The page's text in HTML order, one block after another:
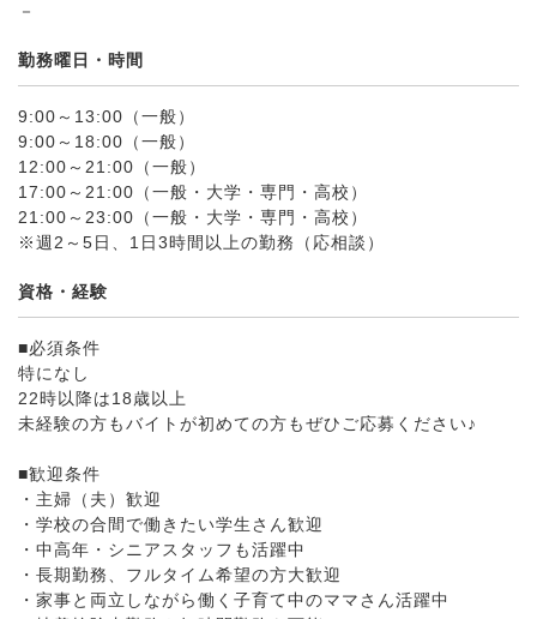
－
勤務曜日・時間
9:00～13:00（一般）
9:00～18:00（一般）
12:00～21:00（一般）
17:00～21:00（一般・大学・専門・高校）
21:00～23:00（一般・大学・専門・高校）
※週2～5日、1日3時間以上の勤務（応相談）
資格・経験
■必須条件
特になし
22時以降は18歳以上
未経験の方もバイトが初めての方もぜひご応募ください♪
■歓迎条件
・主婦（夫）歓迎
・学校の合間で働きたい学生さん歓迎
・中高年・シニアスタッフも活躍中
・長期勤務、フルタイム希望の方大歓迎
・家事と両立しながら働く子育て中のママさん活躍中